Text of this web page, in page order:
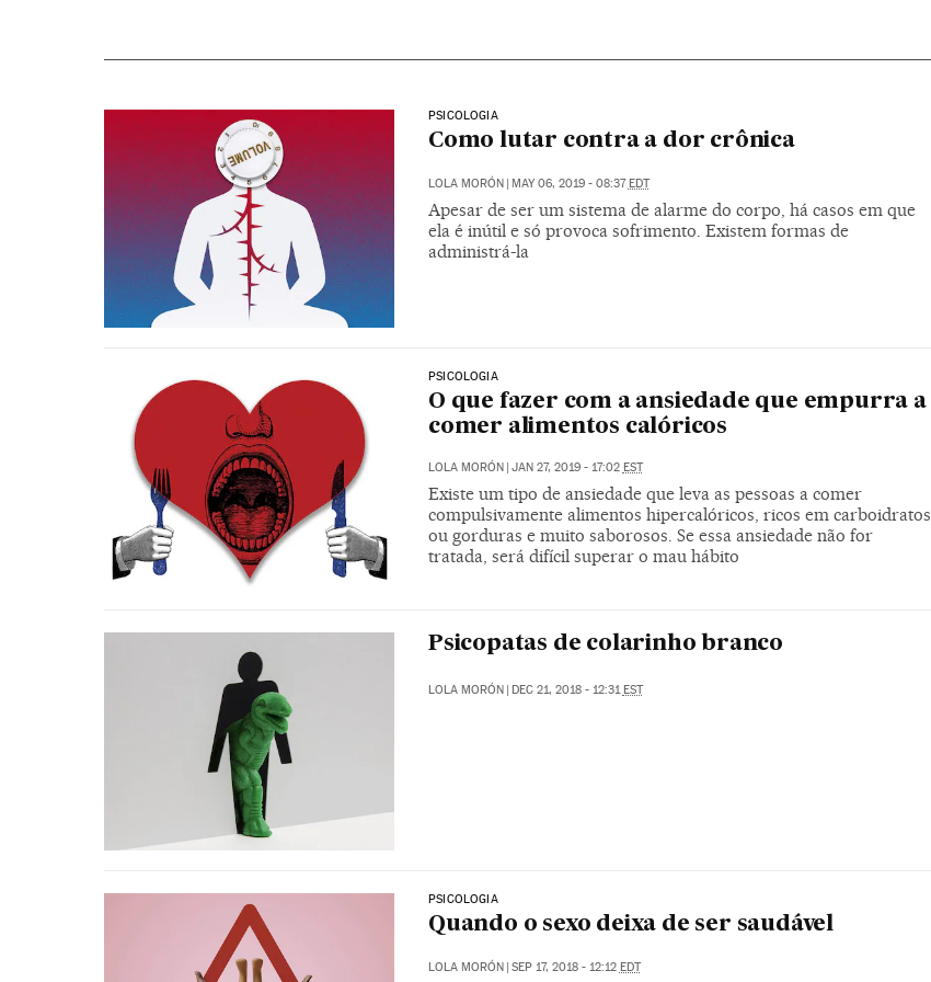
PSICOLOGIA
Como lutar contra a dor crônica
LOLA MORÓN | MAY 06, 2019 - 08:37EDT
Apesar de ser um sistema de alarme do corpo, há casos em que
ela é inútil e só provoca sofrimento. Existem formas de
administrá-la
PSICOLOGIA
O que fazer com a ansiedade que empurra a
comer alimentos calóricos
LOLA MORÓN JAN 27, 2019 - 17:02 EST
Existe um tipo de ansiedade que leva as pessoas a comer
compulsivamente alimentos hipercalóricos, ricos em carboidratos
ou gorduras e muito saborosos. Se essa ansiedade não for
tratada, será difícil superar o mau hábito
Psicopatas de colarinho branco
LOLA MORÓN DEC 21, 2018 - 12:31 EST
PSICOLOGIA
Quando o sexo deixa de ser saudável
LOLA MORÓN SEP 17, 2018 - 12:12 EDT